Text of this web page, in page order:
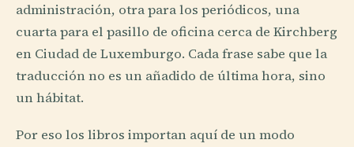
administración, otra para los periódicos, una
cuarta para el pasillo de oficina cerca de Kirchberg
en Ciudad de Luxemburgo. Cada frase sabe que la
traducción no es un añadido de última hora, sino
un hábitat.
Por eso los libros importan aquí de un modo